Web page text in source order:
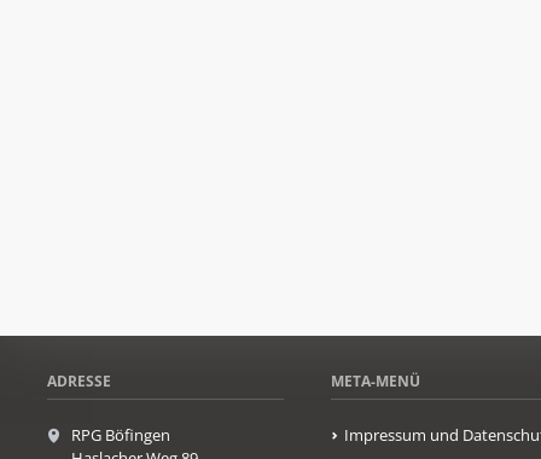
ADRESSE
RPG Böfingen
META-MENÜ
Impressum und